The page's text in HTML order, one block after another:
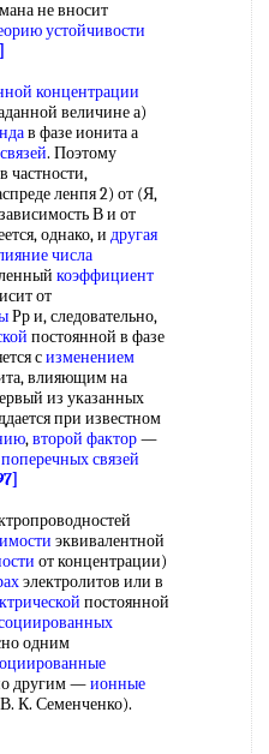
не вносит
устойчивости
концентрации
величине а)
в фазе ионита а
. Поэтому
частности,
ленпя 2) от (Я,
В и от
однако, и другая
числа
коэффициент
от
Рр и, следовательно,
постоянной в фазе
сизменением
влияющим на
из указанных
при известном
,второй фактор—
связей
эквивалентной
от концентрации)
электролитов или в
постоянной
одним
другим —ионные
К. Семенченко).